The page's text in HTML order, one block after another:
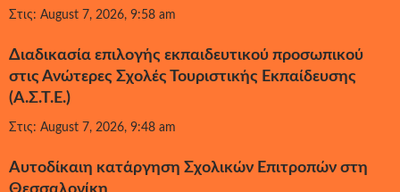
Στις: August 7, 2026, 9:58 am
Διαδικασία επιλογής εκπαιδευτικού προσωπικού
στις Ανώτερες Σχολές Τουριστικής Εκπαίδευσης
(Α.Σ.Τ.Ε.)
Στις: August 7, 2026, 9:48 am
Αυτοδίκαιη κατάργηση Σχολικών Επιτροπών στη